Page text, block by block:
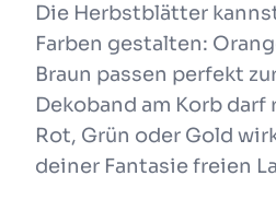
Die Herbstblätter
Farben gestalten:
Braun passen perfekt
Dekoband am Korb
Rot, Grün oder Gold
deiner Fantasie freien